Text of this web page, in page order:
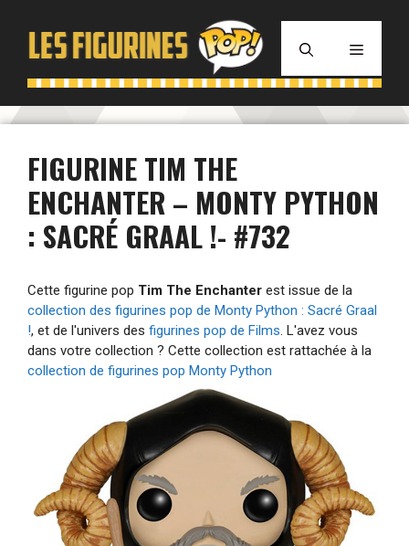
contenu
MENU
FIGURINE TIM THE
ENCHANTER – MONTY PYTHON
: SACRÉ GRAAL !- #732
Cette figurine pop Tim The Enchanter est issue de la
collection des figurines pop de Monty Python : Sacré Graal
!, et de l'univers des figurines pop de Films. L'avez vous
dans votre collection ? Cette collection est rattachée à la
collection de figurines pop Monty Python